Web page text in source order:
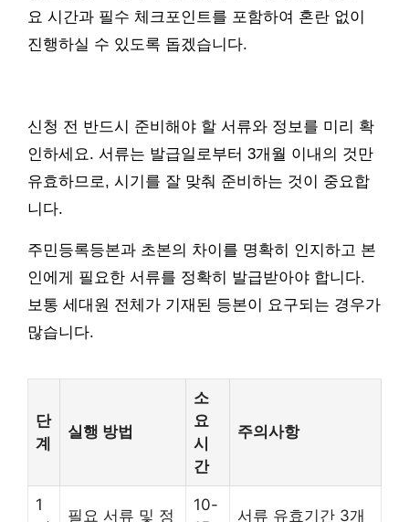
요 시간과 필수 체크포인트를 포함하여 혼란 없이
진행하실 수 있도록 돕겠습니다.
신청 전 반드시 준비해야 할 서류와 정보를 미리 확
인하세요. 서류는 발급일로부터 3개월 이내의 것만
유효하므로, 시기를 잘 맞춰 준비하는 것이 중요합
니다.
주민등록등본과 초본의 차이를 명확히 인지하고 본
인에게 필요한 서류를 정확히 발급받아야 합니다.
보통 세대원 전체가 기재된 등본이 요구되는 경우가
많습니다.
단
계
실행 방법
소
요
시
간
주의사항
1
필요 서류 및 정
10-
서류 유효기간 3개